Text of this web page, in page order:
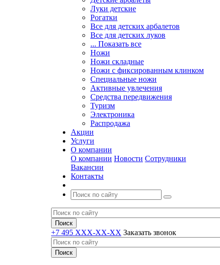
Луки детские
Рогатки
Все для детских арбалетов
Все для детских луков
... Показать все
Ножи
Ножи складные
Ножи с фиксированным клинком
Специальные ножи
Активные увлечения
Средства передвижения
Туризм
Электроника
Распродажа
Акции
Услуги
О компании
О компании Новости Сотрудники
Вакансии
Контакты
+7 495 XXX-XX-XX Заказать звонок